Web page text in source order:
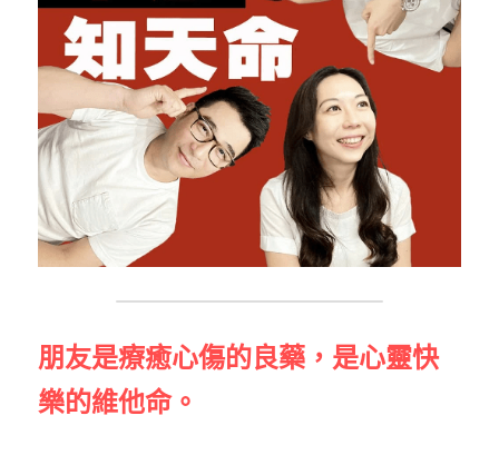
朋友是療癒心傷的良藥，是心靈快
樂的維他命。